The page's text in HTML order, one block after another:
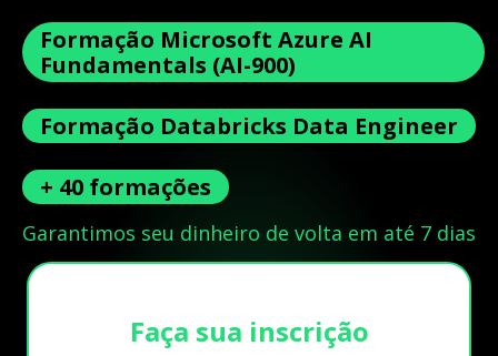
Formação Microsoft Azure AI
Fundamentals (AI-900)
Formação Databricks Data Engineer
+ 40 formações
Garantimos seu dinheiro de volta em até 7 dias
Faça sua inscrição